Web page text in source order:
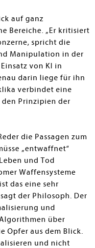
auf ganz
Bereiche. „Er kritisiert
spricht die
Manipulation in der
von KI in
darin liege für ihn
verbindet eine
den Prinzipien der
die Passagen zum
„entwaffnet“
und Tod
Waffensysteme
das eine sehr
der Philosoph. Der
und
über
Opfer aus dem Blick.
und nicht